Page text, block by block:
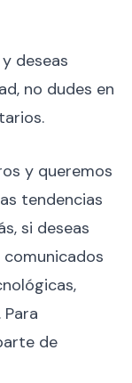
deseas
no dudes en
y queremos
tendencias
si deseas
de